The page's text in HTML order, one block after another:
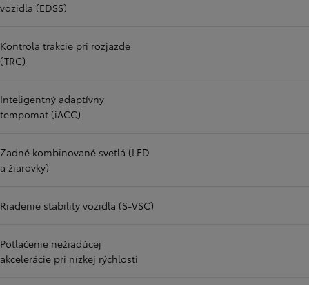
vozidla (EDSS)
Kontrola trakcie pri rozjazde
(TRC)
Inteligentný adaptívny
tempomat (iACC)
Zadné kombinované svetlá (LED
a žiarovky)
Riadenie stability vozidla (S-VSC)
Potlačenie nežiadúcej
akcelerácie pri nízkej rýchlosti